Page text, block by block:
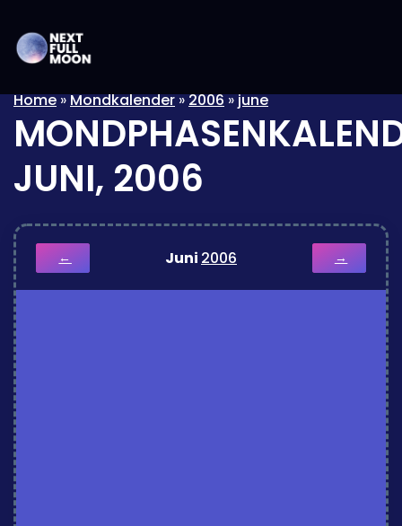
Home»Mondkalender»2006»june
JUNI, 2006
← Juni 2006 →